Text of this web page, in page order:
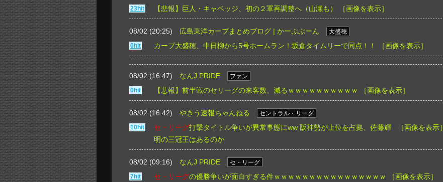
23hit
【悲報】巨人・キャベッジ、初の２軍再調整へ（山瀬も） ［画像を表示］
08/02 (20:25) 広島東洋カープまとめブログ | かーぷぶーん
大盛穂
0hit
カープ大盛穂、中日柳から5号ホームラン！坂倉タイムリーで同点！！ ［画像を表示］
08/02 (16:47) なんJ PRIDE
ファン
0hit
【悲報】前半戦のセリーグの来客数、減るｗｗｗｗｗｗｗｗｗｗ ［画像を表示］
08/02 (16:42) やきう速報ちゃんねる
セントラル・リーグ
10hit
セ・リーグ打撃タイトル争いが異常事態にww 阪神勢が上位を占拠、佐藤輝
明の三冠王はあるのか
［画像を表示］
08/02 (09:16) なんJ PRIDE
セ・リーグ
7hit
セ・リーグの優勝争いが面白すぎる件ｗｗｗｗｗｗｗｗｗｗｗｗｗｗｗｗ ［画像を表示］